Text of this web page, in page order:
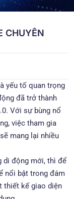
CHUYÊN
yếu tố quan trọng
đã trở thành
Với sự bùng nổ
việc tham gia
mang lại nhiều
di động mới, thì để
nổi bật trong đám
thiết kế giao diện